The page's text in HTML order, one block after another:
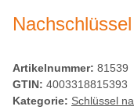
Artikelnummer: 81539
GTIN: 4003318815393
Kategorie: Schlüssel